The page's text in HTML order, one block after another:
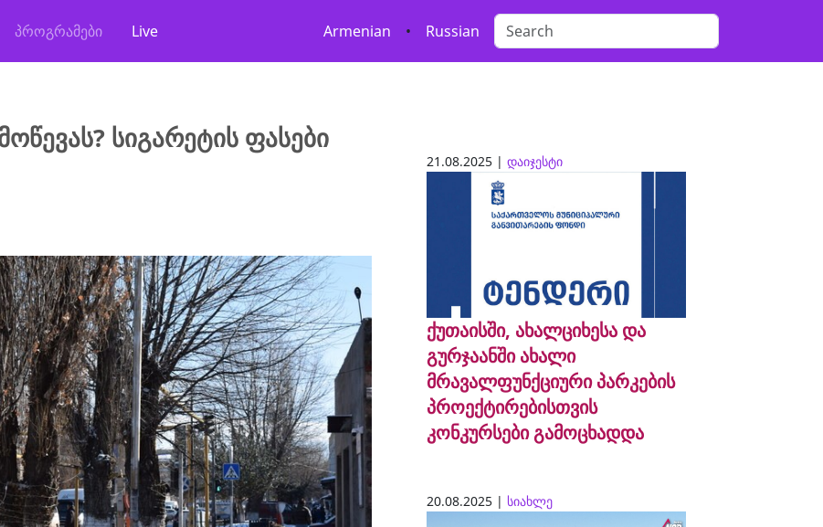
პროგრამები Live Armenian • Russian
სიგარეტის ფასები
21.08.2025 | დაიჯესტი
ქუთაისში, ახალციხესა და
გურჯაანში ახალი
მრავალფუნქციური პარკების
პროექტირებისთვის
კონკურსები გამოცხადდა
20.08.2025 | სიახლე